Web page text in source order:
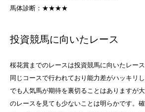
馬体診断：★★★★
投資競馬に向いたレース
桜花賞までのレースは投資競馬に向いたレー
同じコースで行われており能力差がハッキリ
でも人気馬が期待を裏切ることはありますが
のレースを見ても少ないことは明らかです。